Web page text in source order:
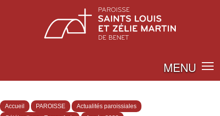
MENU
Accueil PAROISSE
Actualités paroissiales